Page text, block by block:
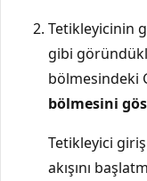
Tetikleyicinin
gibi
bölmesindeki
bölmesini
Tetikleyici
akışını